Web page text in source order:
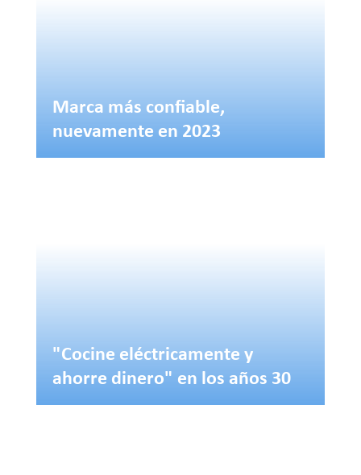
Marca más confiable,
nuevamente en 2023
"Cocine eléctricamente y
ahorre dinero" en los años 30